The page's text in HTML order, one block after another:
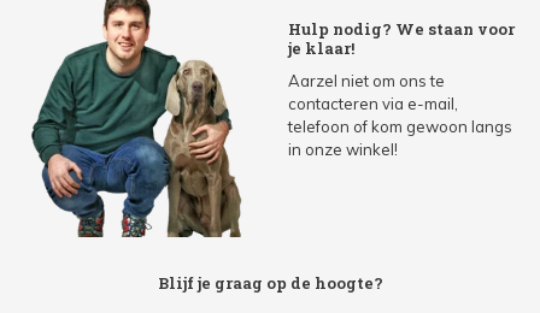
Hulp nodig? We staan voor
je klaar!
Aarzel niet om ons te
contacteren via e-mail,
telefoon of kom gewoon langs
in onze winkel!
Blijf je graag op de hoogte?